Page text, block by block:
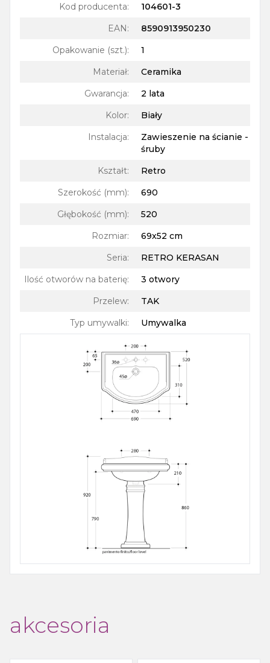
Kod producenta:
104601-3
EAN:
8590913950230
Opakowanie (szt.):
1
Materiał:
Ceramika
Gwarancja:
2 lata
Kolor:
Biały
Instalacja:
Zawieszenie na ścianie -
śruby
Kształt:
Retro
Szerokość (mm):
690
Głębokość (mm):
520
Rozmiar:
69x52 cm
Seria:
RETRO KERASAN
Ilość otworów na baterię:
3 otwory
Przelew:
TAK
Typ umywalki: Umywalka
akcesoria